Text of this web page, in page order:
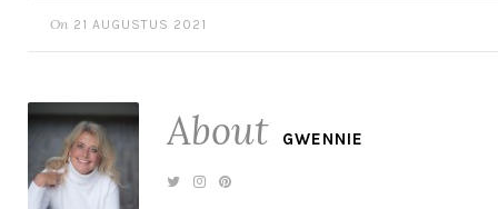
On 21 AUGUSTUS 2021
About GWENNIE